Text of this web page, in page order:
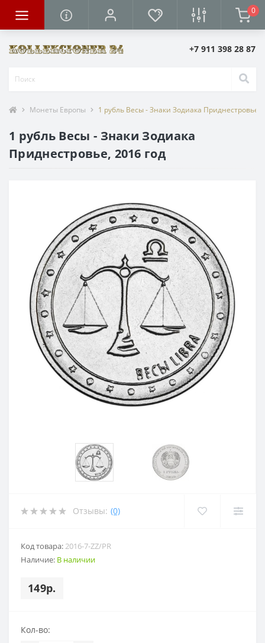
0
+7 911 398 28 87
Монеты Европы 1 рубль Весы - Знаки Зодиака Приднестровье,
1 рубль Весы - Знаки Зодиака
Приднестровье, 2016 год
Отзывы: (0)
Код товара:2016-7-ZZ/PR
Наличие: В наличии
149р.
Кол-во: